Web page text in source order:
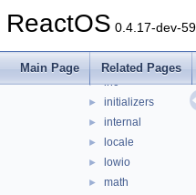
ReactOS 0.4.17-dev-
Main Page Related Pages
► exec
heap
► inc
► initializers
► internal
► locale
► lowio
► math